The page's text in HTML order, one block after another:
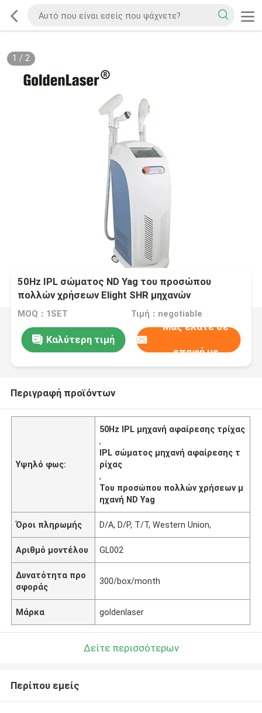
1 / 2
50Hz IPL σώματος ND Yag του προσώπου
πολλών χρήσεων Elight SHR μηχανών
αφαίρεσης τρίχας
MOQ：1SET Τιμή：negotiable
Καλύτερη τιμή
Μας ελάτε σε
επαφή με
Περιγραφή προϊόντων
Υψηλό φως:
50Hz IPL μηχανή αφαίρεσης τρίχας
,
IPL σώματος μηχανή αφαίρεσης τ
ρίχας
,
Του προσώπου πολλών χρήσεων μ
ηχανή ND Yag
Όροι πληρωμής D/A, D/P, T/T, Western Union,
Αριθμό μοντέλου GL002
Δυνατότητα προ
σφοράς
300/box/month
Μάρκα goldenlaser
Δείτε περισσότερων
Περίπου εμείς